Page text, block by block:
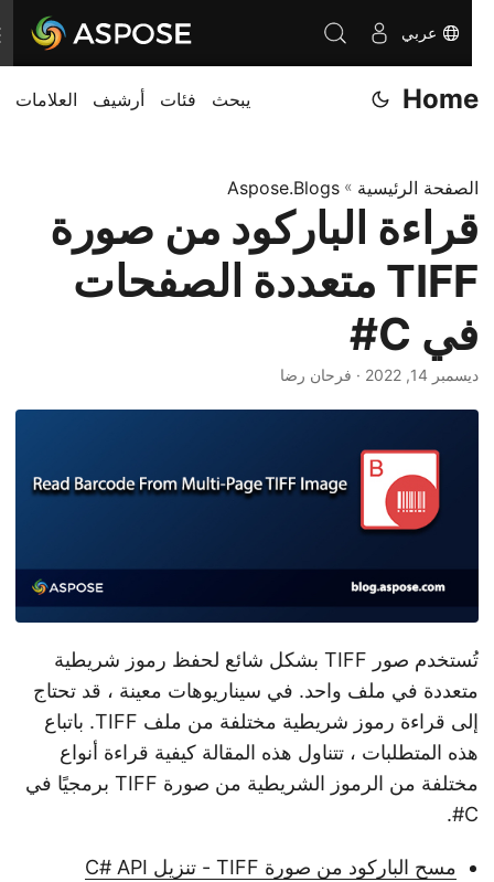
عربي
Home يبحث فئات أرشيف العلامات
الصفحة الرئيسية»
Aspose.Blogs
قراءة الباركود من صورة
TIFF متعددة الصفحات
في C#
ديسمبر 14, 2022 · فرحان رضا
تُستخدم صور TIFF بشكل شائع لحفظ رموز شريطية
متعددة في ملف واحد. في سيناريوهات معينة ، قد تحتاج
إلى قراءة رموز شريطية مختلفة من ملف TIFF. باتباع
هذه المتطلبات ، تتناول هذه المقالة كيفية قراءة أنواع
مختلفة من الرموز الشريطية من صورة TIFF برمجيًا في
C#.
مسح الباركود من صورة TIFF - تنزيل C# API